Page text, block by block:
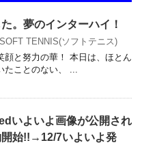
。夢のインターハイ！
SOFT TENNIS(ソフトテニス)
と努力の華！ 本日は、ほとん
たことのない、 ...
いよいよ画像が公開され
始!!→12/7いよいよ発